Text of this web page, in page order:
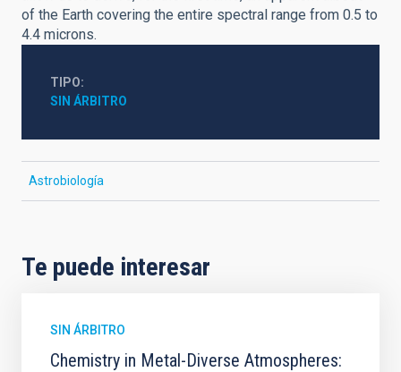
of the Earth covering the entire spectral range from 0.5 to
4.4 microns.
TIPO
SIN ÁRBITRO
Astrobiología
Te puede interesar
SIN ÁRBITRO
Chemistry in Metal-Diverse Atmospheres: